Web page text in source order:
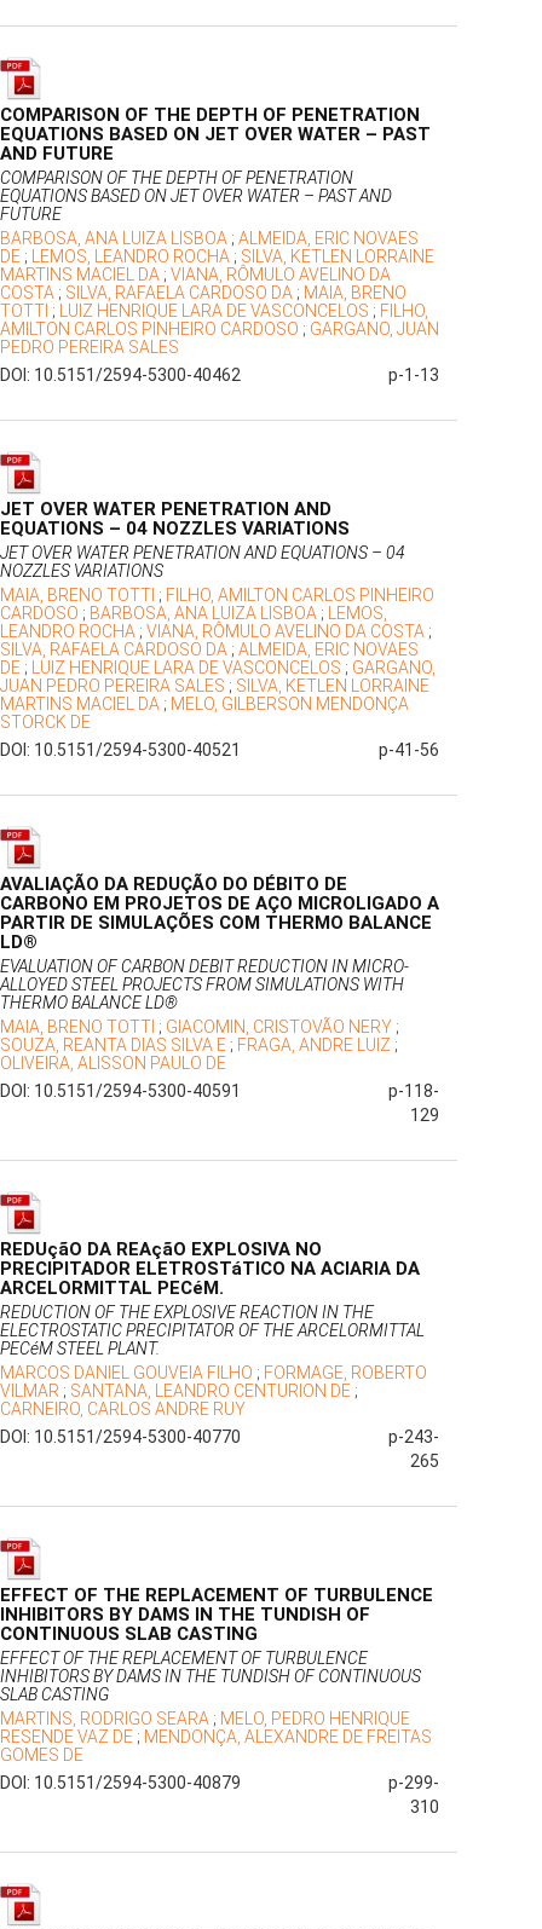
COMPARISON OF THE DEPTH OF PENETRATION
EQUATIONS BASED ON JET OVER WATER – PAST
AND FUTURE
COMPARISON OF THE DEPTH OF PENETRATION
EQUATIONS BASED ON JET OVER WATER – PAST AND
FUTURE
BARBOSA, ANA LUIZA LISBOA ; ALMEIDA, ERIC NOVAES
DE ; LEMOS, LEANDRO ROCHA ; SILVA, KETLEN LORRAINE
MARTINS MACIEL DA ; VIANA, RÔMULO AVELINO DA
COSTA ; SILVA, RAFAELA CARDOSO DA ; MAIA, BRENO
TOTTI ; LUIZ HENRIQUE LARA DE VASCONCELOS ; FILHO,
AMILTON CARLOS PINHEIRO CARDOSO ; GARGANO, JUAN
PEDRO PEREIRA SALES
DOI: 10.5151/2594-5300-40462
p-1-13
JET OVER WATER PENETRATION AND
EQUATIONS – 04 NOZZLES VARIATIONS
JET OVER WATER PENETRATION AND EQUATIONS – 04
NOZZLES VARIATIONS
MAIA, BRENO TOTTI ; FILHO, AMILTON CARLOS PINHEIRO
CARDOSO ; BARBOSA, ANA LUIZA LISBOA ; LEMOS,
LEANDRO ROCHA ; VIANA, RÔMULO AVELINO DA COSTA ;
SILVA, RAFAELA CARDOSO DA ; ALMEIDA, ERIC NOVAES
DE ; LUIZ HENRIQUE LARA DE VASCONCELOS ; GARGANO,
JUAN PEDRO PEREIRA SALES ; SILVA, KETLEN LORRAINE
MARTINS MACIEL DA ; MELO, GILBERSON MENDONÇA
STORCK DE
DOI: 10.5151/2594-5300-40521
p-41-56
AVALIAÇÃO DA REDUÇÃO DO DÉBITO DE
CARBONO EM PROJETOS DE AÇO MICROLIGADO A
PARTIR DE SIMULAÇÕES COM THERMO BALANCE
LD®
EVALUATION OF CARBON DEBIT REDUCTION IN MICRO-
ALLOYED STEEL PROJECTS FROM SIMULATIONS WITH
THERMO BALANCE LD®
MAIA, BRENO TOTTI ; GIACOMIN, CRISTOVÃO NERY ;
SOUZA, REANTA DIAS SILVA E ; FRAGA, ANDRE LUIZ ;
OLIVEIRA, ALISSON PAULO DE
DOI: 10.5151/2594-5300-40591
p-118-
129
REDUçãO DA REAçãO EXPLOSIVA NO
PRECIPITADOR ELETROSTáTICO NA ACIARIA DA
ARCELORMITTAL PECéM.
REDUCTION OF THE EXPLOSIVE REACTION IN THE
ELECTROSTATIC PRECIPITATOR OF THE ARCELORMITTAL
PECéM STEEL PLANT.
MARCOS DANIEL GOUVEIA FILHO ; FORMAGE, ROBERTO
VILMAR ; SANTANA, LEANDRO CENTURION DE ;
CARNEIRO, CARLOS ANDRE RUY
DOI: 10.5151/2594-5300-40770
p-243-
265
EFFECT OF THE REPLACEMENT OF TURBULENCE
INHIBITORS BY DAMS IN THE TUNDISH OF
CONTINUOUS SLAB CASTING
EFFECT OF THE REPLACEMENT OF TURBULENCE
INHIBITORS BY DAMS IN THE TUNDISH OF CONTINUOUS
SLAB CASTING
MARTINS, RODRIGO SEARA ; MELO, PEDRO HENRIQUE
RESENDE VAZ DE ; MENDONÇA, ALEXANDRE DE FREITAS
GOMES DE
DOI: 10.5151/2594-5300-40879
p-299-
310